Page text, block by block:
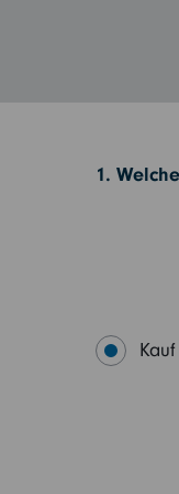
1.
Kauf